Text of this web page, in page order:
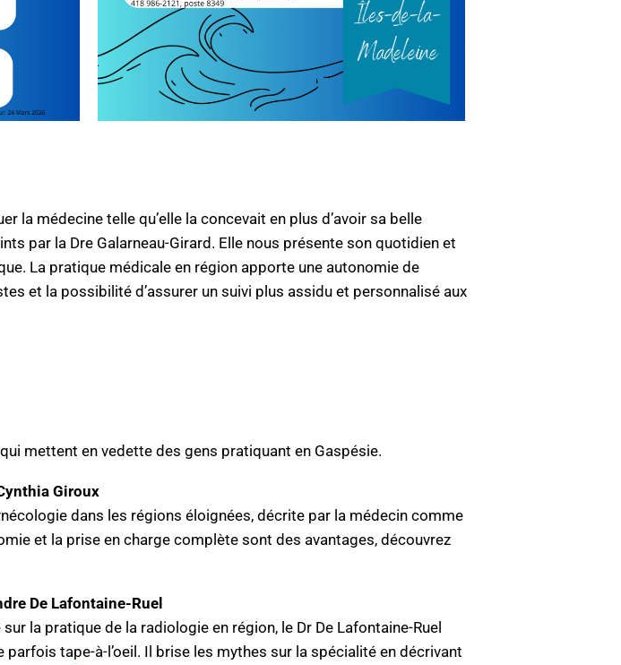
la médecine telle qu’elle la concevait en plus d’avoir sa belle
par la Dre Galarneau-Girard. Elle nous présente son quotidien et
La pratique médicale en région apporte une autonomie de
et la possibilité d’assurer un suivi plus assidu et personnalisé aux
mettent en vedette des gens pratiquant en Gaspésie.
Giroux
dans les régions éloignées, décrite par la médecin comme
et la prise en charge complète sont des avantages, découvrez
De Lafontaine-Ruel
la pratique de la radiologie en région, le Dr De Lafontaine-Ruel
tape-à-l’oeil. Il brise les mythes sur la spécialité en décrivant